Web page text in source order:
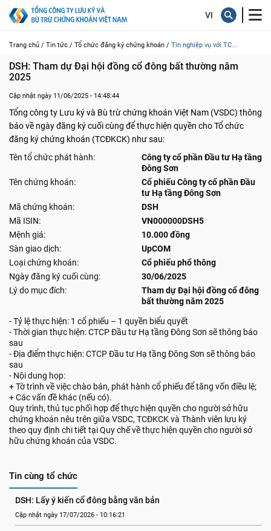
Trang chủ / Tin tức / Tổ chức đăng ký chứng khoán / Tin nghiệp vụ với TC...
DSH: Tham dự Đại hội đồng cổ đông bất thường năm
2025
Cập nhật ngày 11/06/2025 - 14:48:44
Tổng công ty Lưu ký và Bù trừ chứng khoán Việt Nam (VSDC) thông
báo về ngày đăng ký cuối cùng để thực hiện quyền cho Tổ chức
đăng ký chứng khoán (TCĐKCK) như sau:
Tên tổ chức phát hành:
Công ty cổ phần Đầu tư Hạ tầng
Đông Sơn
Tên chứng khoán:
Cổ phiếu Công ty cổ phần Đầu
tư Hạ tầng Đông Sơn
Mã chứng khoán:
DSH
Mã ISIN:
VN000000DSH5
Mệnh giá:
10.000 đồng
Sàn giao dịch:
UpCOM
Loại chứng khoán:
Cổ phiếu phổ thông
Ngày đăng ký cuối cùng:
30/06/2025
Lý do mục đích:
Tham dự Đại hội đồng cổ đông
bất thường năm 2025
- Tỷ lệ thực hiện: 1 cổ phiếu – 1 quyền biểu quyết
- Thời gian thực hiện: CTCP Đầu tư Hạ tầng Đông Sơn sẽ thông báo
sau
- Địa điểm thực hiện: CTCP Đầu tư Hạ tầng Đông Sơn sẽ thông báo
sau
- Nội dung họp:
+ Tờ trình về việc chào bán, phát hành cổ phiếu để tăng vốn điều lệ;
+ Các vấn đề khác (nếu có).
Quy trình, thủ tục phối hợp để thực hiện quyền cho người sở hữu
chứng khoán nêu trên giữa VSDC, TCĐKCK và Thành viên lưu ký
theo quy định chi tiết tại Quy chế về thực hiện quyền cho người sở
hữu chứng khoán của VSDC.
Tin cùng tổ chức
DSH: Lấy ý kiến cổ đông bằng văn bản
Cập nhật ngày 17/07/2026 - 10:16:21